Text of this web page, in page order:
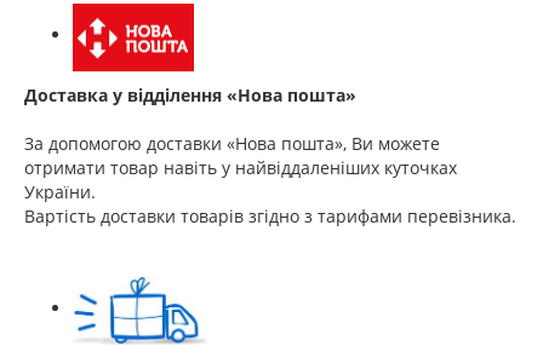
Доставка у відділення «Нова пошта»
За допомогою доставки «Нова пошта», Ви можете
отримати товар навіть у найвіддаленіших куточках
України.
Вартість доставки товарів згідно з тарифами перевізника.